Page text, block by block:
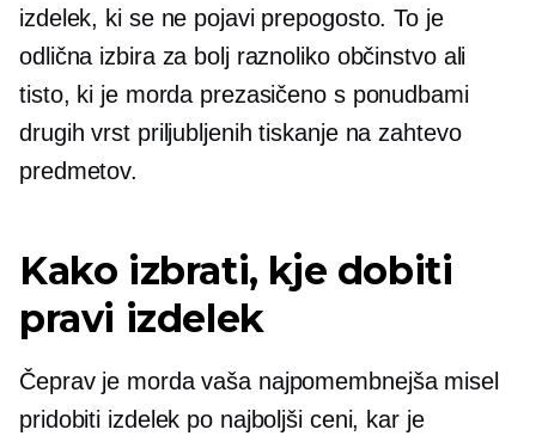
izdelek, ki se ne pojavi prepogosto. To je
odlična izbira za bolj raznoliko občinstvo ali
tisto, ki je morda prezasičeno s ponudbami
drugih vrst priljubljenihtiskanje na zahtevo
predmetov.
Kako izbrati, kje dobiti
pravi izdelek
Čeprav je morda vaša najpomembnejša misel
pridobiti izdelek po najboljši ceni, kar je